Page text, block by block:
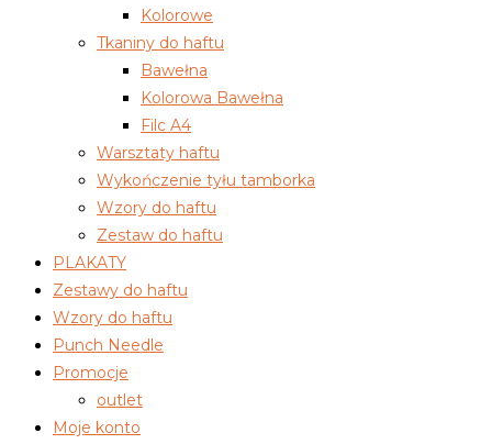
Kolorowe
Tkaniny do haftu
Bawełna
Kolorowa Bawełna
Filc A4
Warsztaty haftu
Wykończenie tyłu tamborka
Wzory do haftu
Zestaw do haftu
PLAKATY
Zestawy do haftu
Wzory do haftu
Punch Needle
Promocje
outlet
Moje konto